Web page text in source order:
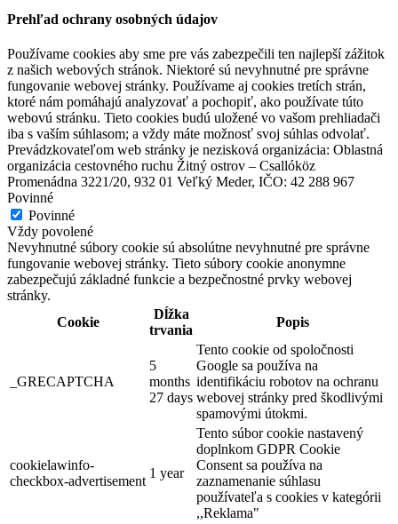
Podujatia v x-bionic sphere 2026
FestivalKultúrne podujatie
Prehľad ochrany osobných údajov
Používame cookies aby sme pre vás zabezpečili ten najlepší zážitok
z našich webových stránok. Niektoré sú nevyhnutné pre správne
fungovanie webovej stránky. Používame aj cookies tretích strán,
ktoré nám pomáhajú analyzovať a pochopiť, ako používate túto
webovú stránku. Tieto cookies budú uložené vo vašom prehliadači
iba s vaším súhlasom; a vždy máte možnosť svoj súhlas odvolať.
Prevádzkovateľom web stránky je nezisková organizácia: Oblastná
organizácia cestovného ruchu Žitný ostrov – Csallóköz
Promenádna 3221/20, 932 01 Veľký Meder, IČO: 42 288 967
Povinné
Povinné
Vždy povolené
Nevyhnutné súbory cookie sú absolútne nevyhnutné pre správne
fungovanie webovej stránky. Tieto súbory cookie anonymne
zabezpečujú základné funkcie a bezpečnostné prvky webovej
stránky.
Cookie
Dĺžka
trvania
Popis
_GRECAPTCHA
5
months
27 days
Tento cookie od spoločnosti
Google sa používa na
identifikáciu robotov na ochranu
webovej stránky pred škodlivými
spamovými útokmi.
cookielawinfo-
checkbox-advertisement
1 year
Tento súbor cookie nastavený
doplnkom GDPR Cookie
Consent sa používa na
zaznamenanie súhlasu
používateľa s cookies v kategórii
,,Reklama"